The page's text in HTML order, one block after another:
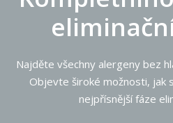
Najděte všechny alergeny bez
Objevte široké možnosti, jak
nejpřísnější fáze